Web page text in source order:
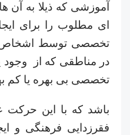
آموزشی که ذیلا به آن
ای مطلوب را برای
تخصصی توسط اشخاص
در مناطقی که از وجود
تخصصی بی بهره یا کم
باشد که با این
فقرزدایی فرهنگی و